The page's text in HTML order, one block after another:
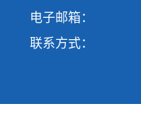
电子邮箱：
联系方式：